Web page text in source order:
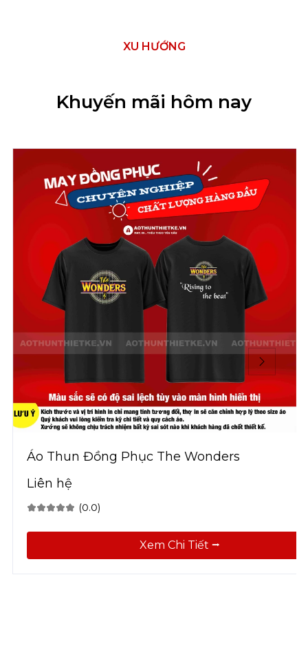
XU HƯỚNG
Khuyến mãi hôm nay
Áo Thun Đồng Phục The Wonders
Liên hệ
(0.0)
Xem Chi Tiết ⭢